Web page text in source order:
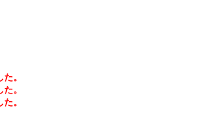
。
。
。